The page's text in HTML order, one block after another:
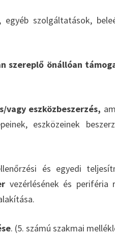
szolgáltatások,
szereplő önállóan
eszközbeszerzés,
eszközeinek
és egyedi
vezérlésének és periféria
. (5. számú szakmai